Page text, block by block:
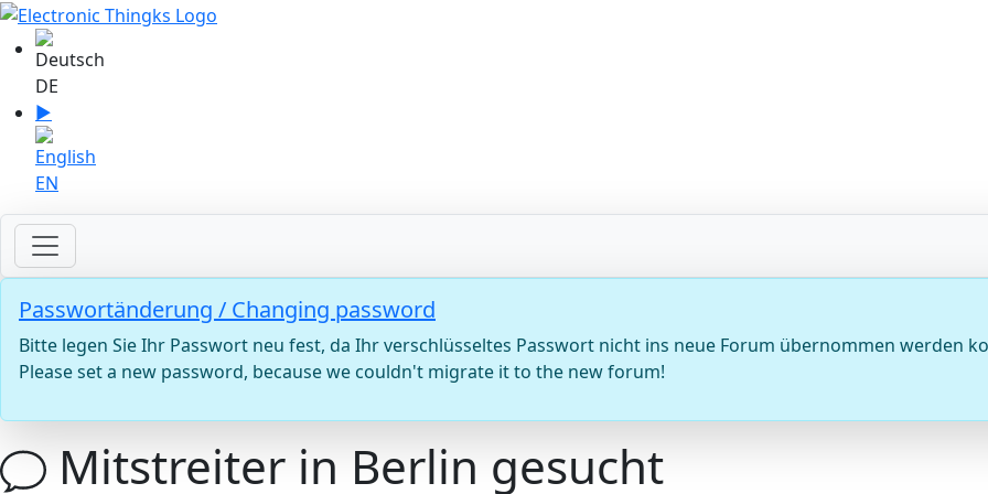
Sprache auswählen
DE
▶
EN
Passwortänderung / Changing password
Bitte legen Sie Ihr Passwort neu fest, da Ihr verschlüsseltes Passwort nicht ins neue Forum übernommen werden
Please set a new password, because we couldn't migrate it to the new forum!
Mitstreiter in Berlin gesucht